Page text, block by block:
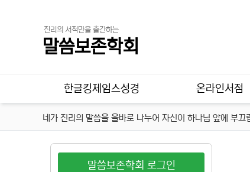
진리의 서적만을 출간하는
말씀보존학회
한글킹제임스성경 온라인서점
네가 진리의 말씀을 올바로 나누어 자신이 하나님 앞에 부
말씀보존학회 로그인